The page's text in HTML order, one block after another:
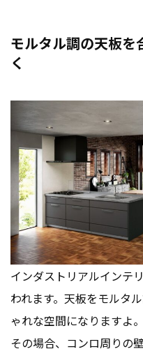
モルタル調の天板を
く
インダストリアルインテ
われます。天板をモルタ
ゃれな空間になりますよ。
その場合、コンロ周りの